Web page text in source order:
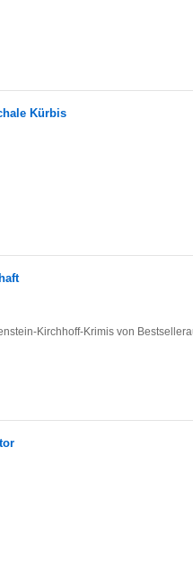
Kürbis
Kirchhoff-Krimis von